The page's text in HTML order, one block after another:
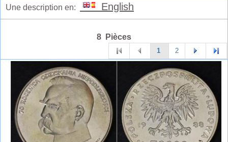
Une description en: English
8 Pièces
1 2